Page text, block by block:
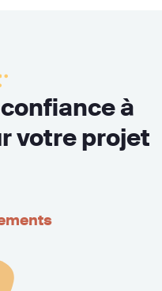
à
votre projet